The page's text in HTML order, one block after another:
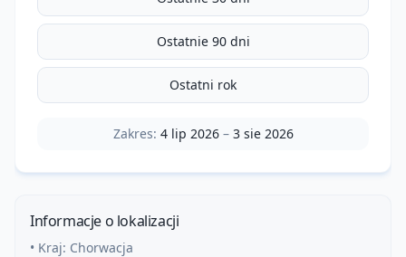
Ostatnie 90 dni
Ostatni rok
Zakres: 4 lip 2026– 3 sie 2026
Informacje o lokalizacji
• Kraj: Chorwacja